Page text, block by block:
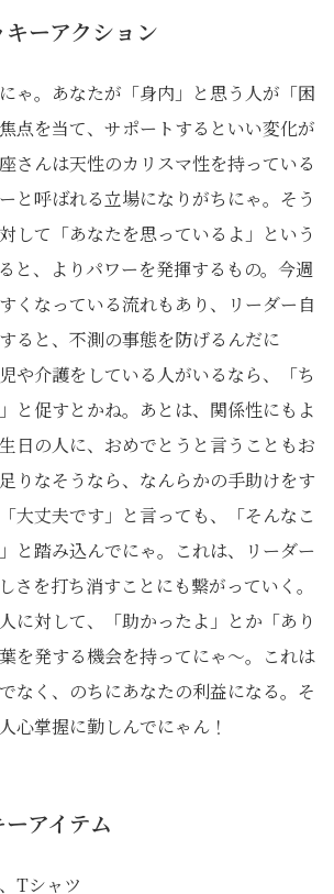
ーアクション
ゃ。あなたが「身内」と思う人が「困
点を当て、サポートするといい変化が
さんは天性のカリスマ性を持っている
と呼ばれる立場になりがちにゃ。そう
して「あなたを思っているよ」という
と、よりパワーを発揮するもの。今週
くなっている流れもあり、リーダー自
ると、不測の事態を防げるんだに
や介護をしている人がいるなら、「ち
と促すとかね。あとは、関係性にもよ
日の人に、おめでとうと言うこともお
りなそうなら、なんらかの手助けをす
大丈夫です」と言っても、「そんなこ
と踏み込んでにゃ。これは、リーダー
さを打ち消すことにも繋がっていく。
に対して、「助かったよ」とか「あり
を発する機会を持ってにゃ〜。これは
なく、のちにあなたの利益になる。そ
心掌握に勤しんでにゃん！
アイテム
Tシャツ